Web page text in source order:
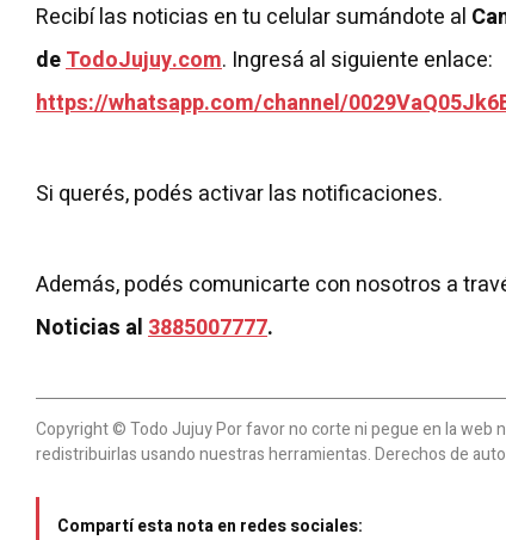
Recibí las noticias en tu celular sumándote al
deTodoJujuy.com. Ingresá al siguiente enlace:
https://whatsapp.com/channel/
Si querés, podés activar las notificaciones.
Además, podés comunicarte con nosotros a
Noticias al3885007777.
Copyright © Todo Jujuy Por favor no corte ni pegue en la web
redistribuirlas usando nuestras herramientas. Derechos de
Compartí esta nota en redes sociales: